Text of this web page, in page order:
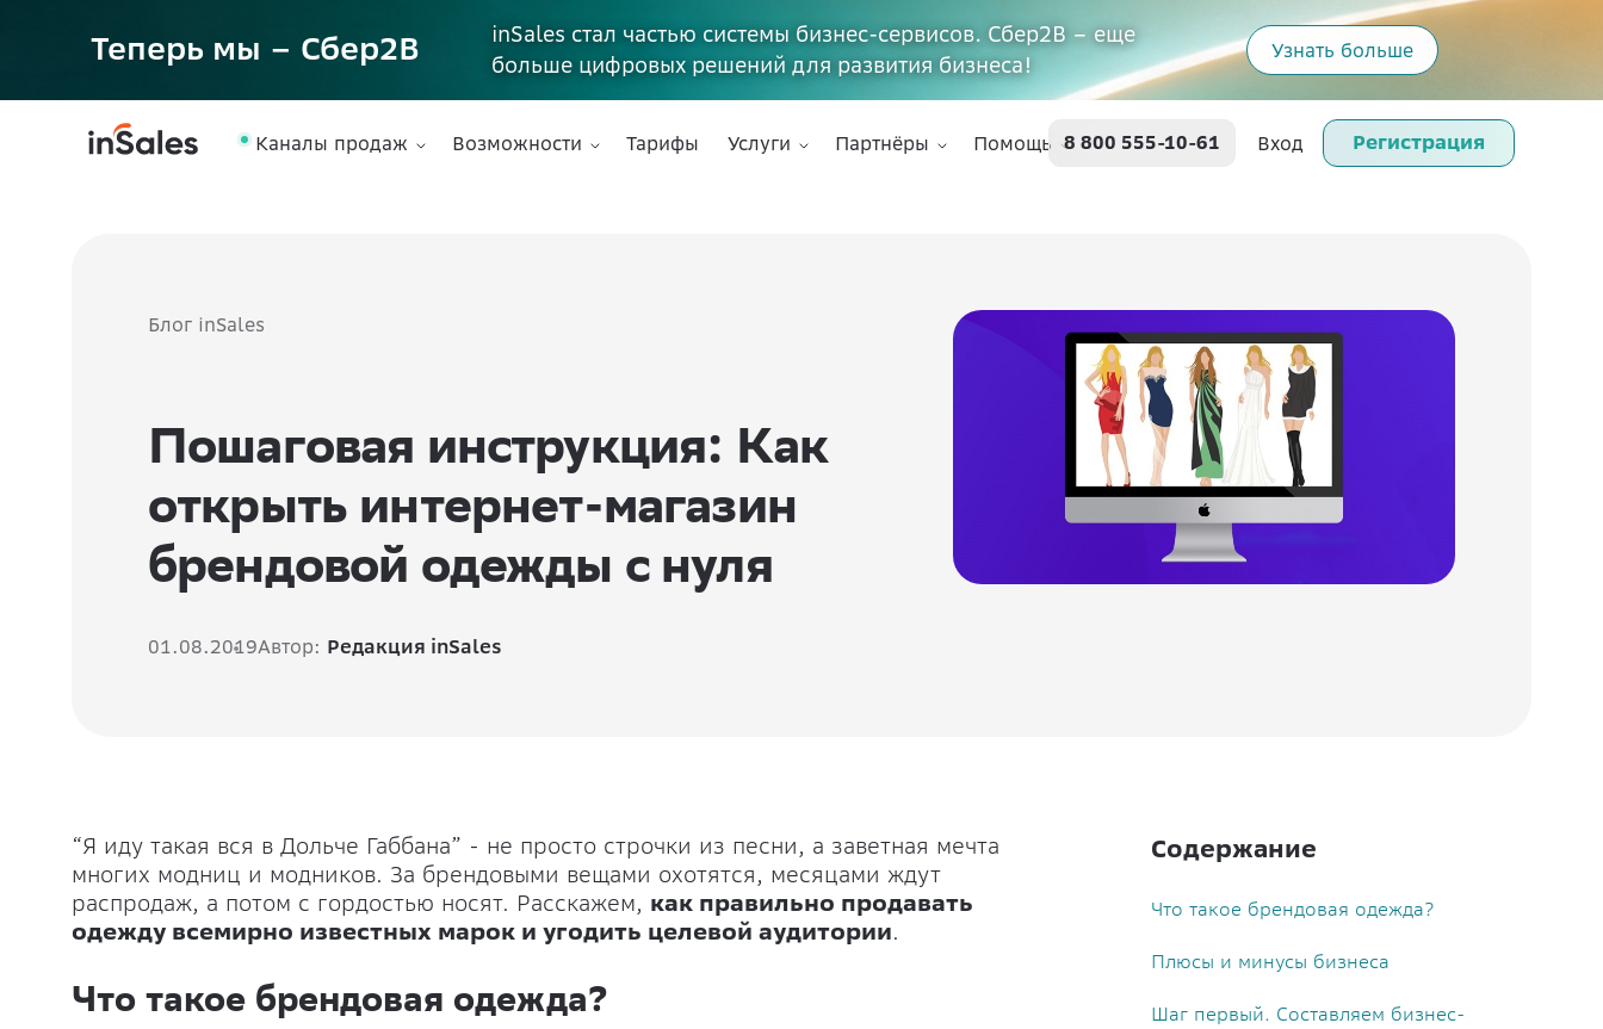
Теперь мы – Сбер2B
inSales стал частью системы бизнес-сервисов. Сбер2В – еще
больше цифровых решений для развития бизнеса!
Узнать больше
Каналы продаж Возможности Тарифы Услуги Партнёры Помощь 8 800 555-10-61 Вход Регистрация
Блог inSales
Пошаговая инструкция: Как
открыть интернет-магазин
брендовой одежды с нуля
01.08.2019Автор: Редакция inSales
“Я иду такая вся в Дольче Габбана” - не просто строчки из песни, а заветная мечта
многих модниц и модников. За брендовыми вещами охотятся, месяцами ждут
распродаж, а потом с гордостью носят. Расскажем, как правильно продавать
одежду всемирно известных марок и угодить целевой аудитории.
Что такое брендовая одежда?
Содержание
Что такое брендовая одежда?
Плюсы и минусы бизнеса
Шаг первый. Составляем бизнес-